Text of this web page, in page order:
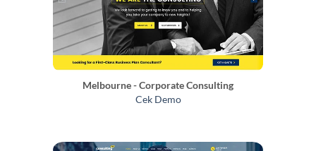
Melbourne - Corporate Consulting
Cek Demo